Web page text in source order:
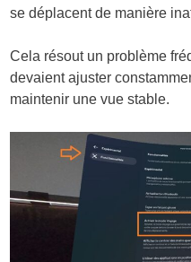
se déplacent de manière
Cela résout un problème
devaient ajuster
maintenir une vue stable.